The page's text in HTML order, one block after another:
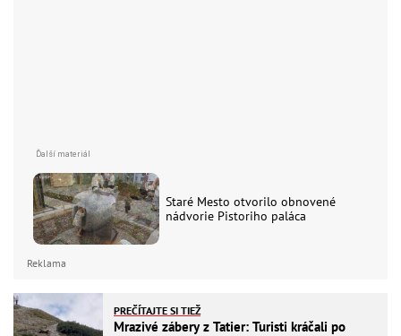
Staré Mesto otvorilo obnovené
nádvorie Pistoriho paláca
Reklama
PREČÍTAJTE SI TIEŽ
Mrazivé zábery z Tatier: Turisti kráčali po